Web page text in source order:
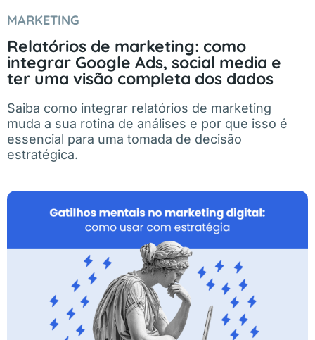
MARKETING
Relatórios de marketing: como
integrar Google Ads, social media e
ter uma visão completa dos dados
Saiba como integrar relatórios de marketing
muda a sua rotina de análises e por que isso é
essencial para uma tomada de decisão
estratégica.